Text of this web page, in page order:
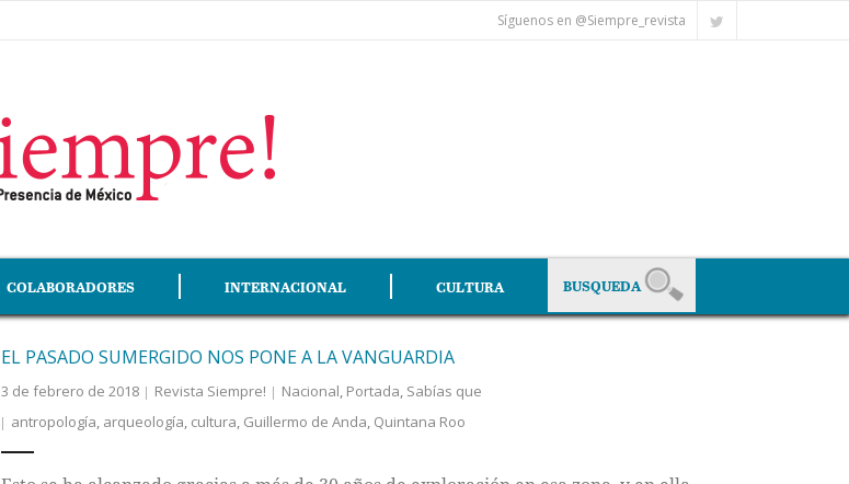
Síguenos en @Siempre_revista
COLABORADORES INTERNACIONAL CULTURA
EL PASADO SUMERGIDO NOS PONE A LA VANGUARDIA
3 de febrero de 2018 Revista Siempre! Nacional, Portada, Sabías que
antropología, arqueología, cultura, Guillermo de Anda, Quintana Roo